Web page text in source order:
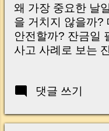
왜 가장 중요한 날
을 거치지 않을까?
안전할까? 잔금일
사고 사례로 보는
Your Account Is It
Real Risks and
댓글 쓰기